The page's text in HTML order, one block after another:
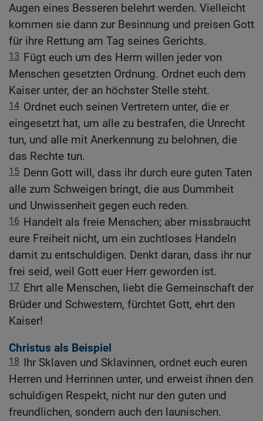
Augen eines Besseren belehrt werden. Vielleicht
kommen sie dann zur Besinnung und preisen Gott
für ihre Rettung am Tag seines Gerichts.
13 Fügt euch um des Herrn willen jeder von
Menschen gesetzten Ordnung. Ordnet euch dem
Kaiser unter, der an höchster Stelle steht.
14 Ordnet euch seinen Vertretern unter, die er
eingesetzt hat, um alle zu bestrafen, die Unrecht
tun, und alle mit Anerkennung zu belohnen, die
das Rechte tun.
15 Denn Gott will, dass ihr durch eure guten Taten
alle zum Schweigen bringt, die aus Dummheit
und Unwissenheit gegen euch reden.
16 Handelt als freie Menschen; aber missbraucht
eure Freiheit nicht, um ein zuchtloses Handeln
damit zu entschuldigen. Denkt daran, dass ihr nur
frei seid, weil Gott euer Herr geworden ist.
17 Ehrt alle Menschen, liebt die Gemeinschaft der
Brüder und Schwestern, fürchtet Gott, ehrt den
Kaiser!
Christus als Beispiel
18 Ihr Sklaven und Sklavinnen, ordnet euch euren
Herren und Herrinnen unter, und erweist ihnen den
schuldigen Respekt, nicht nur den guten und
freundlichen, sondern auch den launischen.